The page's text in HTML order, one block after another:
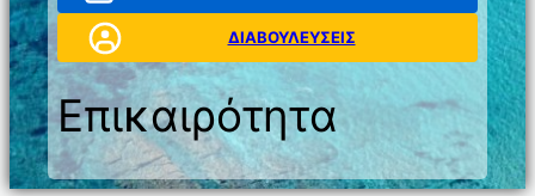
ΔΙΑΒΟΥΛΕΥΣΕΙΣ
Επικαιρότητα